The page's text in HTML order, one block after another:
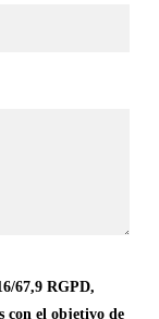
67,9 RGPD,
con el objetivo de